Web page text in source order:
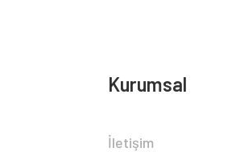
Kurumsal
İletişim